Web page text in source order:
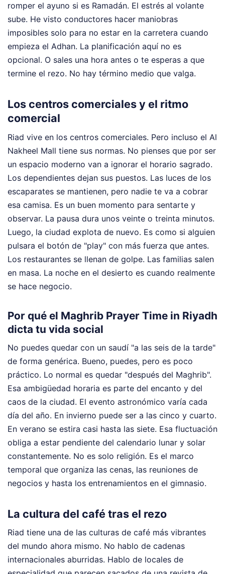
romper el ayuno si es Ramadán. El estrés al volante
sube. He visto conductores hacer maniobras
imposibles solo para no estar en la carretera cuando
empieza el Adhan. La planificación aquí no es
opcional. O sales una hora antes o te esperas a que
termine el rezo. No hay término medio que valga.
Los centros comerciales y el ritmo
comercial
Riad vive en los centros comerciales. Pero incluso el Al
Nakheel Mall tiene sus normas. No pienses que por ser
un espacio moderno van a ignorar el horario sagrado.
Los dependientes dejan sus puestos. Las luces de los
escaparates se mantienen, pero nadie te va a cobrar
esa camisa. Es un buen momento para sentarte y
observar. La pausa dura unos veinte o treinta minutos.
Luego, la ciudad explota de nuevo. Es como si alguien
pulsara el botón de "play" con más fuerza que antes.
Los restaurantes se llenan de golpe. Las familias salen
en masa. La noche en el desierto es cuando realmente
se hace negocio.
Por qué el Maghrib Prayer Time in Riyadh
dicta tu vida social
No puedes quedar con un saudí "a las seis de la tarde"
de forma genérica. Bueno, puedes, pero es poco
práctico. Lo normal es quedar "después del Maghrib".
Esa ambigüedad horaria es parte del encanto y del
caos de la ciudad. El evento astronómico varía cada
día del año. En invierno puede ser a las cinco y cuarto.
En verano se estira casi hasta las siete. Esa fluctuación
obliga a estar pendiente del calendario lunar y solar
constantemente. No es solo religión. Es el marco
temporal que organiza las cenas, las reuniones de
negocios y hasta los entrenamientos en el gimnasio.
La cultura del café tras el rezo
Riad tiene una de las culturas de café más vibrantes
del mundo ahora mismo. No hablo de cadenas
internacionales aburridas. Hablo de locales de